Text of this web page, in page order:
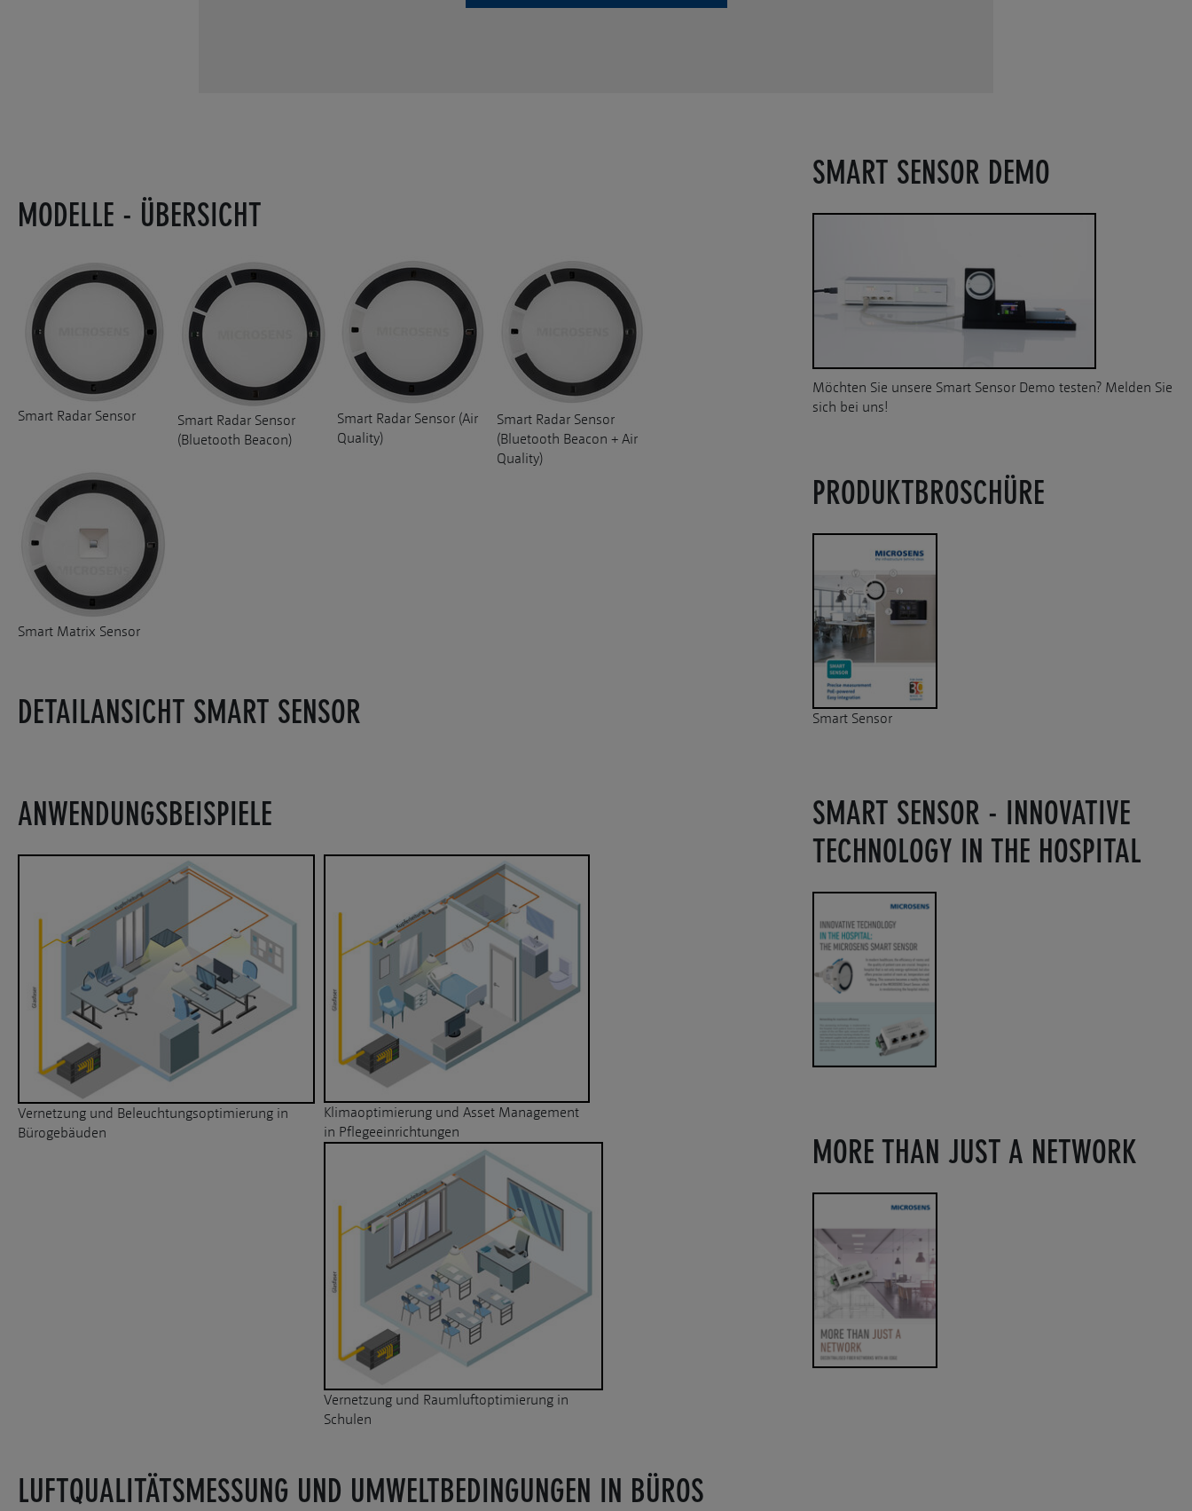
MODELLE - ÜBERSICHT
Smart Radar Sensor
Smart Radar Sensor
(Bluetooth Beacon)
Smart Radar Sensor (Air
Quality)
Smart Radar Sensor
(Bluetooth Beacon + Air
Quality)
Smart Matrix Sensor
DETAILANSICHT SMART SENSOR
ANWENDUNGSBEISPIELE
Vernetzung und Beleuchtungsoptimierung in
Bürogebäuden
Klimaoptimierung und Asset Management
in Pflegeeinrichtungen
Vernetzung und Raumluftoptimierung in
Schulen
LUFTQUALITÄTSMESSUNG UND UMWELTBEDINGUNGEN IN BÜROS
SMART SENSOR DEMO
Möchten Sie unsere Smart Sensor Demo testen? Melden Sie
sich bei uns!
PRODUKTBROSCHÜRE
Smart Sensor
SMART SENSOR - INNOVATIVE
TECHNOLOGY IN THE HOSPITAL
MORE THAN JUST A NETWORK